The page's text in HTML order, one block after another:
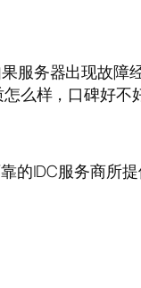
服务器出现故
么样，口碑好不
的IDC服务商所